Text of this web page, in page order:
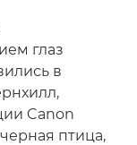
глаз
в
Canon
птица,